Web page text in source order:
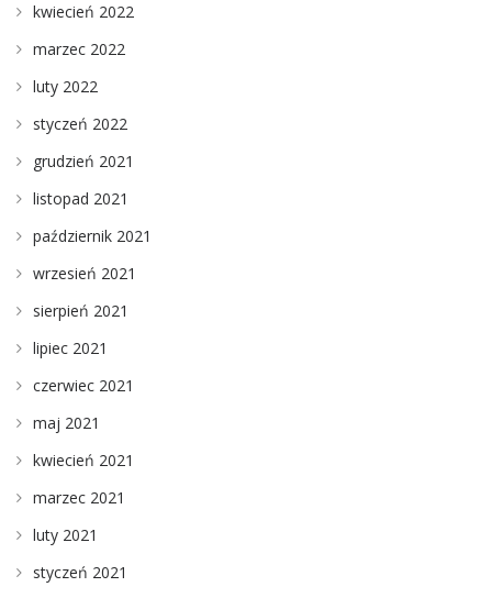
kwiecień 2022
marzec 2022
luty 2022
styczeń 2022
grudzień 2021
listopad 2021
październik 2021
wrzesień 2021
sierpień 2021
lipiec 2021
czerwiec 2021
maj 2021
kwiecień 2021
marzec 2021
luty 2021
styczeń 2021